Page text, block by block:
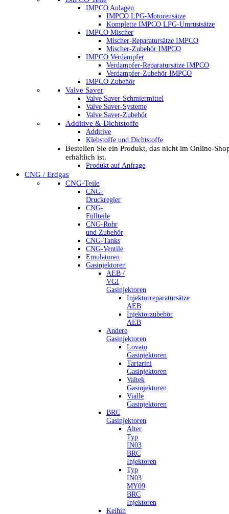
IMPCO Anlagen
IMPCO LPG-Motorensätze
Komplette IMPCO LPG-Umrüstsätze
IMPCO Mischer
Mischer-Reparatursätze IMPCO
Mischer-Zubehör IMPCO
IMPCO Verdampfer
Verdampfer-Reparatursätze IMPCO
Verdampfer-Zubehör IMPCO
IMPCO Zubehör
Valve Saver
Valve Saver-Schmiermittel
Valve Saver-Systeme
Valve Saver-Zubehör
Additive & Dichtstoffe
Additive
Klebstoffe und Dichtstoffe
Bestellen Sie ein Produkt, das nicht im Online-
erhältlich ist.
Produkt auf Anfrage
CNG / Erdgas
CNG-Teile
CNG-
Druckregler
CNG-
Füllteile
CNG-Rohr
und Zubehör
CNG-Tanks
CNG-Ventile
Emulatoren
Gasinjektoren
AEB /
VGI
Gasinjektoren
Injektorreparatursätze
AEB
Injektorzubehör
AEB
Andere
Gasinjektoren
Lovato
Gasinjektoren
Tartarini
Gasinjektoren
Valtek
Gasinjektoren
Vialle
Gasinjektoren
BRC
Gasinjektoren
Alter
Typ
IN03
BRC
Injektoren
Typ
IN03
MY09
BRC
Injektoren
Keihin